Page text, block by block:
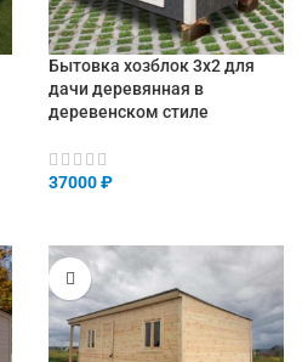
Бытовка хозблок 3х2 для
дачи деревянная в
деревенском стиле
37000₽